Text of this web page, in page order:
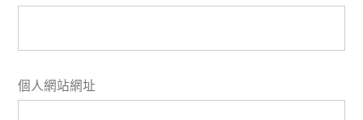
個人網站網址